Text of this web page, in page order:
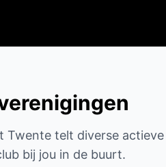
Twente telt diverse
bij jou in de buurt.